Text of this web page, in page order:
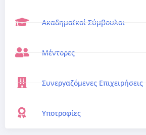
Ακαδημαϊκοί Σύμβουλοι
Μέντορες
Συνεργαζόμενες Επιχειρήσεις
Υποτροφίες